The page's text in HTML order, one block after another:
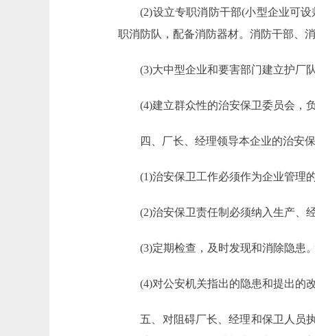
(2)设立专职消防干部(小型企业可设
职消防队，配备消防器材。消防干部、
(3)大中型企业和要害部门建立护厂队
(4)建立群众性的治安保卫委员会，负
四、厂长、经理领导本企业的治安保
(1)治安保卫工作必须作为企业管理的
(2)治安保卫责任制必须纳入生产、经
(3)定期检查，及时发现和消除隐患。
(4)对公安机关指出的隐患和提出的改
五、对阻碍厂长、经理和保卫人员执